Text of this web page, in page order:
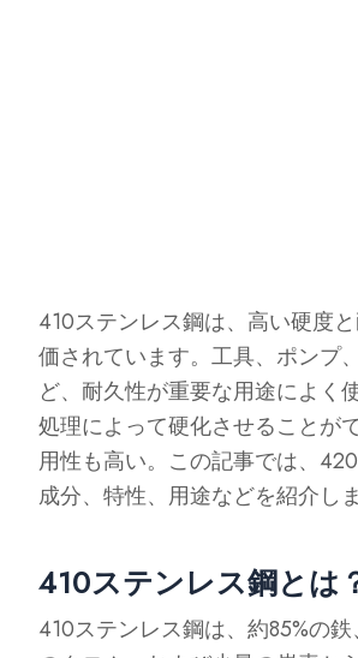
410ステンレス鋼は、高い硬度
価されています。工具、ポンプ
ど、耐久性が重要な用途によく
処理によって硬化させることが
用性も高い。この記事では、
成分、特性、用途などを紹介しま
410ステンレス鋼とは
410ステンレス鋼は、約85%の鉄